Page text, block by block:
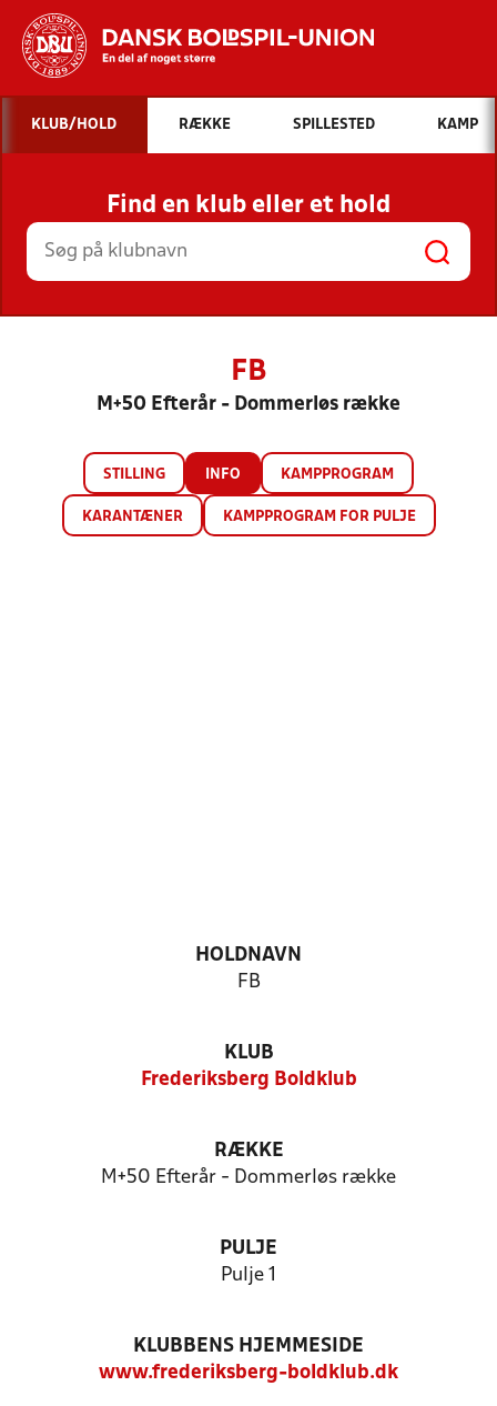
Hvad vil du søge efter?
INDHOLD OG NYHEDER
STILLINGER, RESULTATER, KLUBBER OG
HOLD
KLUB/HOLD RÆKKE SPILLESTED KAMP
Find en klub eller et hold
FB
M+50 Efterår - Dommerløs række
STILLING INFO KAMPPROGRAM
KARANTÆNER KAMPPROGRAM FOR PULJE
HOLDNAVN
FB
KLUB
Frederiksberg Boldklub
RÆKKE
M+50 Efterår - Dommerløs række
PULJE
Pulje 1
KLUBBENS HJEMMESIDE
www.frederiksberg-boldklub.dk